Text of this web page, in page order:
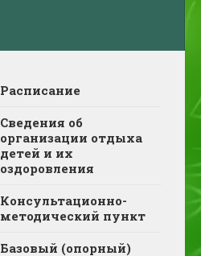
Расписание
Сведения об
организации отдыха
детей и их
оздоровления
Консультационно-
методический пункт
Базовый (опорный)